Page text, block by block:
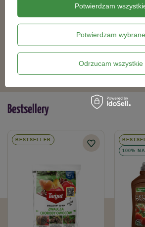
Nawóz do trawników regeneracyjny z
82,49 zł
Nawóz
19,79
Bestsellery
BESTSELLER
100%
Potwierdzam wybrane
Odrzucam wszystkie
Potwierdzam